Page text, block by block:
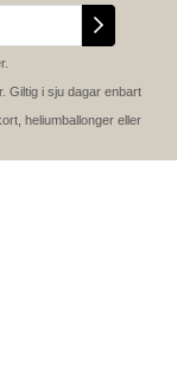
Giltig i sju dagar enbart
heliumballonger eller